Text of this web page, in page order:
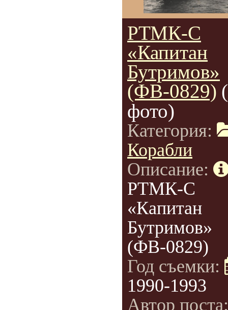
РТМК-С
«Капитан
Бутримов»
(ФВ-0829)
фото)
Категория:
Корабли
Описание:
РТМК-С
«Капитан
Бутримов»
(ФВ-0829)
Год съемки:
1990-1993
Автор